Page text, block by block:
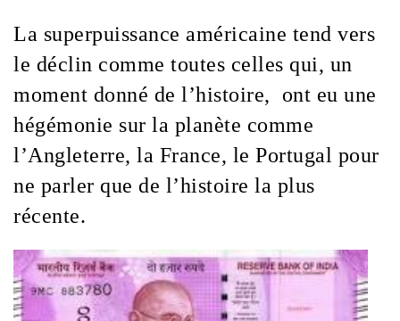
La superpuissance américaine tend vers
le déclin comme toutes celles qui, un
moment donné de l’histoire, ont eu une
hégémonie sur la planète comme
l’Angleterre, la France, le Portugal pour
ne parler que de l’histoire la plus
récente.